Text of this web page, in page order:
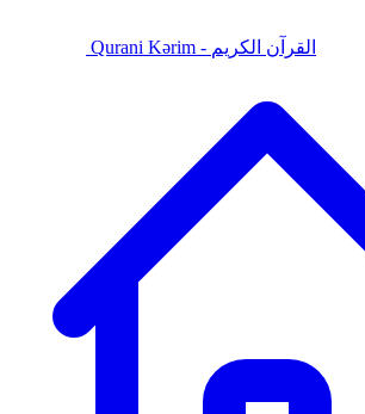
Qurani Kərim - القرآن الكريم